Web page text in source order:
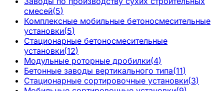
смесей(5)
Комплексные мобильные бетоносмесительные
установки(5)
Стационарные бетоносмесительные
установки(12)
Модульные роторные дробилки(4)
Бетонные заводы вертикального типа(11)
Стационарные сортировочные установки(3)